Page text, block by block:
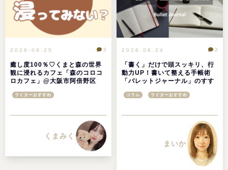
2026.06.25
癒し度100％♡くまと森の世界
観に浸れるカフェ「森のコロコ
ロカフェ」@大阪市阿倍野区
3
ライターおすすめ
くまみく
2026.06.24
「書く」だけで頭スッキリ、行
動力UP！書いて整える手帳術
「バレットジャーナル」のすす
2
コラム ライターおすすめ
まいか